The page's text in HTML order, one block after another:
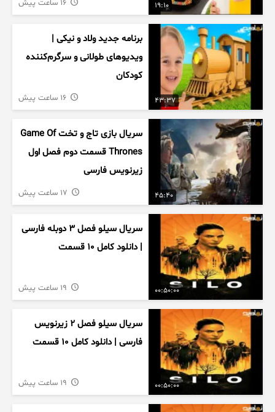
19:10
43:37
برنامه جدید ولاد و نیکی |
ویدیوهای طولانی و سرگرم‌کننده
کودکان
45:40
سریال بازی تاج و تخت Game Of
Thrones قسمت دوم فصل اول
زیرنویس فارسی
00:50:00
سریال سیلو فصل ۳ دوبله فارسی
| دانلود کامل ۱۰ قسمت
00:50:00
سریال سیلو فصل ۲ زیرنویس
فارسی | دانلود کامل ۱۰ قسمت